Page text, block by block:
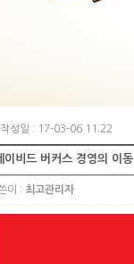
작성일 : 17-03-06 11:22
이비드 버커스 경영의 이동
이 : 최고관리자